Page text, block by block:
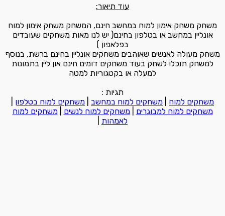
עוד תיאור:
משחק משחק אימון למוח במחשב חינם, המשחק משחק אימון למוח
אונליין במחשב או בטלפון בחינם( יש לנו מאות משחקים שעובדים
בפלאפון )
משחק מעולה לאנשים שאוהבים משחקים אונליין בחינם ברשת, בנוסף
למשחק תוכלו לשחק בעוד משחקים דומים חינם און ליין בתמונות
למעלה או בקטגוריות למטה
תגיות :
משחקים למוח
משחקים למוח במחשב משחקים למוח בטלפון
משחקים למוח למבוגרים |משחקים למוח לנשים |משחקים למוח
לאמהות